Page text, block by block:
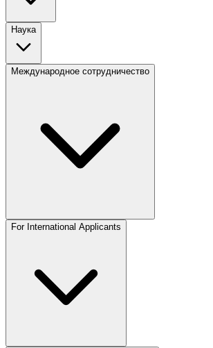
Наука
Международное сотрудничество
For International Applicants